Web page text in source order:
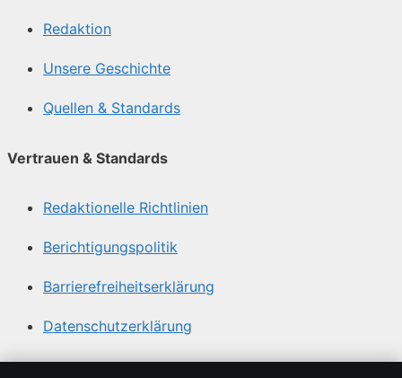
Redaktion
Unsere Geschichte
Quellen & Standards
Vertrauen & Standards
Redaktionelle Richtlinien
Berichtigungspolitik
Barrierefreiheitserklärung
Datenschutzerklärung